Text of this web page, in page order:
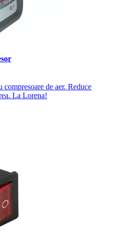
de aer. Reduce
La Lorena!